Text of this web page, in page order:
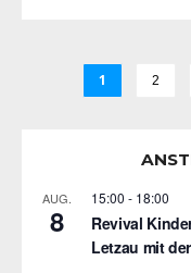
1 2
AUG.
8
15:00 - 18:00
Revival
Letzau mit